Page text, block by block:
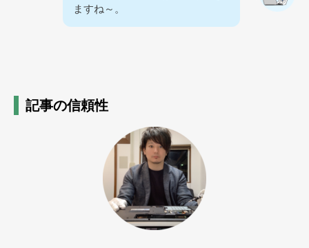
ますね～。
記事の信頼性